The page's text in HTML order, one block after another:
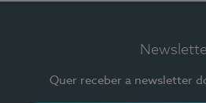
Quer receber a newsletter